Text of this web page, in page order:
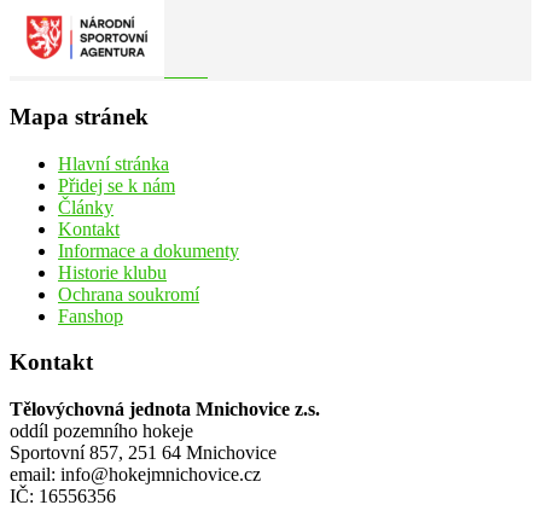
Mapa stránek
Hlavní stránka
Přidej se k nám
Články
Kontakt
Informace a dokumenty
Historie klubu
Ochrana soukromí
Fanshop
Kontakt
Tělovýchovná jednota Mnichovice z.s.
oddíl pozemního hokeje
Sportovní 857, 251 64 Mnichovice
email: info@hokejmnichovice.cz
IČ: 16556356